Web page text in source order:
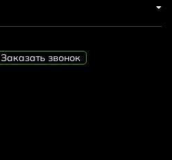
Заказать звонок